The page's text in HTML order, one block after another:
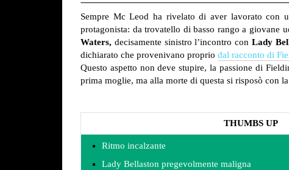
Sempre Mc Leod ha rivelato di aver lavorato con
protagonista: da trovatello di basso rango a giovane
Waters, decisamente sinistro l’incontro con Lady
dichiarato che provenivano proprio dal racconto di
Questo aspetto non deve stupire, la passione di
prima moglie, ma alla morte di questa si risposò con
THUMBS UP
Ritmo incalzante
Lady Bellaston pregevolmente maligna